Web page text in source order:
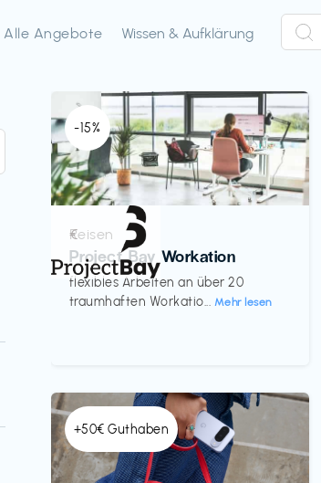
Alle Angebote Wissen & Aufklärung
-15%
Reisen
Project Bay Workation
flexibles Arbeiten an über 20
traumhaften Workatio... Mehr lesen
€‎
+50€ Guthaben